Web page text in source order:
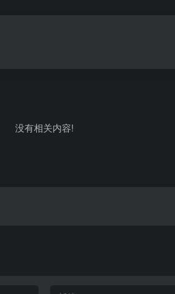
没有相关内容!